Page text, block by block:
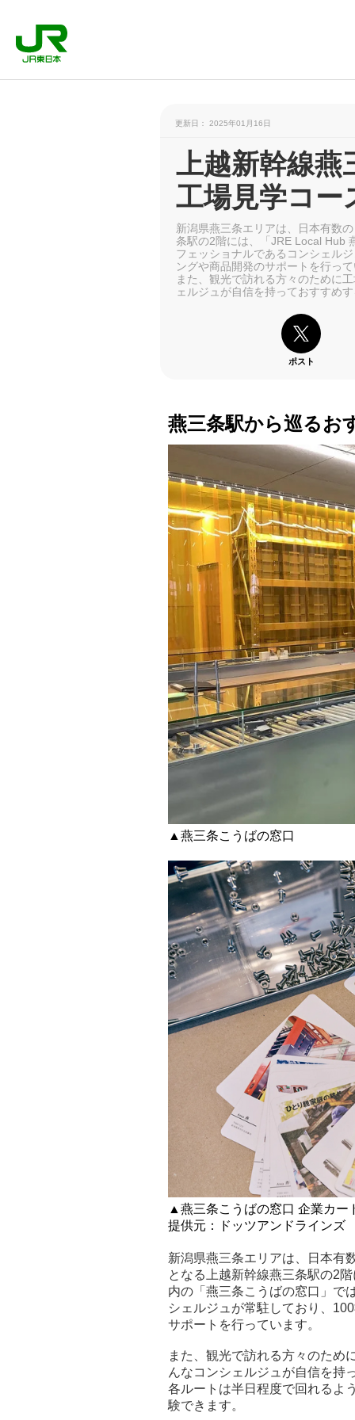
更新日： 2025年01月16日
上越新幹線燕
工場見学コー
新潟県燕三条エリアは、日本有数
条駅の2階には、「JRE Local Hub
フェッショナルであるコンシェル
ングや商品開発のサポートを行っ
また、観光で訪れる方々のために
ェルジュが自信を持っておすすめ
ポスト
燕三条駅から巡るお
▲燕三条こうばの窓口
▲燕三条こうばの窓口 企業カー
提供元：ドッツアンドラインズ
新潟県燕三条エリアは、日本有
となる上越新幹線燕三条駅の2
内の「燕三条こうばの窓口」で
シェルジュが常駐しており、
サポートを行っています。
また、観光で訪れる方々のため
んなコンシェルジュが自信を持
各ルートは半日程度で回れるよ
験できます。